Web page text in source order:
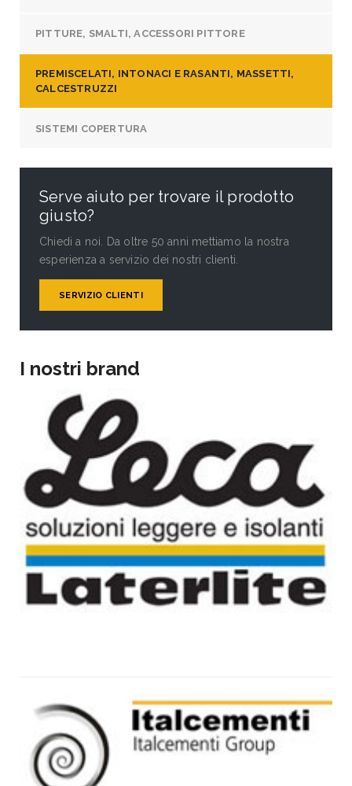
PITTURE, SMALTI, ACCESSORI PITTORE
PREMISCELATI, INTONACI E RASANTI, MASSETTI,
CALCESTRUZZI
SISTEMI COPERTURA
Serve aiuto per trovare il prodotto
giusto?
Chiedi a noi. Da oltre 50 anni mettiamo la nostra
esperienza a servizio dei nostri clienti.
SERVIZIO CLIENTI
I nostri brand